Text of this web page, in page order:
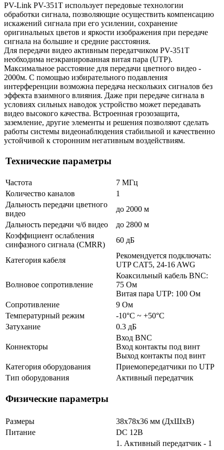
PV-Link PV-351T использует передовые технологии
обработки сигнала, позволяющие осуществить компенсацию
искажений сигнала при его усилении, сохранение
оригинальных цветов и яркости изображения при передаче
сигнала на большие и средние расстояния.
Для передачи видео активным передатчиком PV-351T
необходима неэкранированная витая пара (UTP).
Максимальное расстояние для передачи цветного видео -
2000м. С помощью избирательного подавления
интерференции возможна передача нескольких сигналов без
эффекта взаимного влияния. Даже при передаче сигнала в
условиях сильных наводок устройство может передавать
видео высокого качества. Встроенная грозозащита,
заземление, другие элементы и решения позволяют сделать
работы системы видеонаблюдения стабильной и качественно
устойчивой к сторонним негативным воздействиям.
Технические параметры
Частота
7 МГц
Количество каналов
1
Дальность передачи цветного
видео
до 2000 м
Дальность передачи ч/б видео
до 2800 м
Коэффициент ослабления
синфазного сигнала (CMRR)
60 дБ
Категория кабеля
Рекомендуется подключать:
UTP CAT5, 24-16 AWG
Волновое сопротивление
Коаксильный кабель BNC:
75 Ом
Витая пара UTP: 100 Ом
Сопротивление
9 Ом
Температурный режим
-10°С ~ +50°С
Затухание
0.3 дБ
Коннекторы
Вход BNC
Вход контакты под винт
Выход контакты под винт
Категория оборудования
Приемопередатчики по UTP
Тип оборудования
Активный передатчик
Физические параметры
Размеры
38х78х36 мм (ДхШхВ)
Питание
DC 12В
1. Активный передатчик - 1